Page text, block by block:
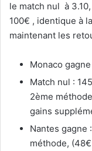
le match nul à
100€ , identique à
maintenant les
Monaco
Match nul :
2ème
gains
Nantes gagne
méthode,